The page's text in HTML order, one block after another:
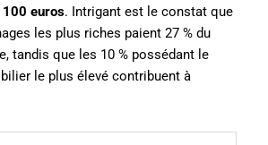
100 euros. Intrigant est le constat que
les plus riches paient 27 % du
tandis que les 10 % possédant le
le plus élevé contribuent à